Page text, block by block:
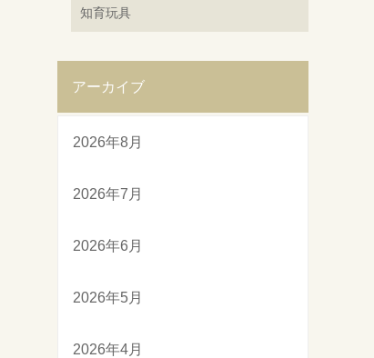
知育玩具
アーカイブ
2026年8月
2026年7月
2026年6月
2026年5月
2026年4月